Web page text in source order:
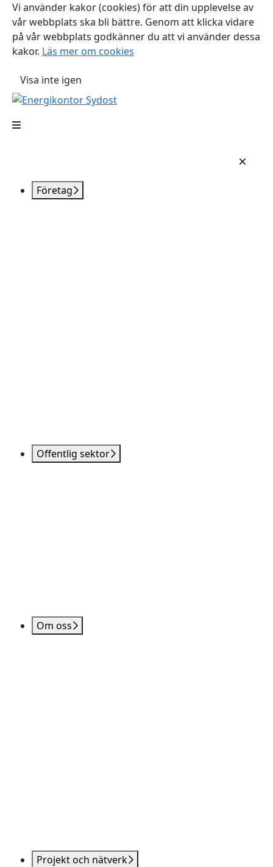
Vi använder kakor (cookies) för att din upplevelse av
vår webbplats ska bli bättre. Genom att klicka vidare
på vår webbplats godkänner du att vi använder dessa
kakor. Läs mer om cookies
Visa inte igen
Företag
Offentlig sektor
Om oss
Projekt och nätverk